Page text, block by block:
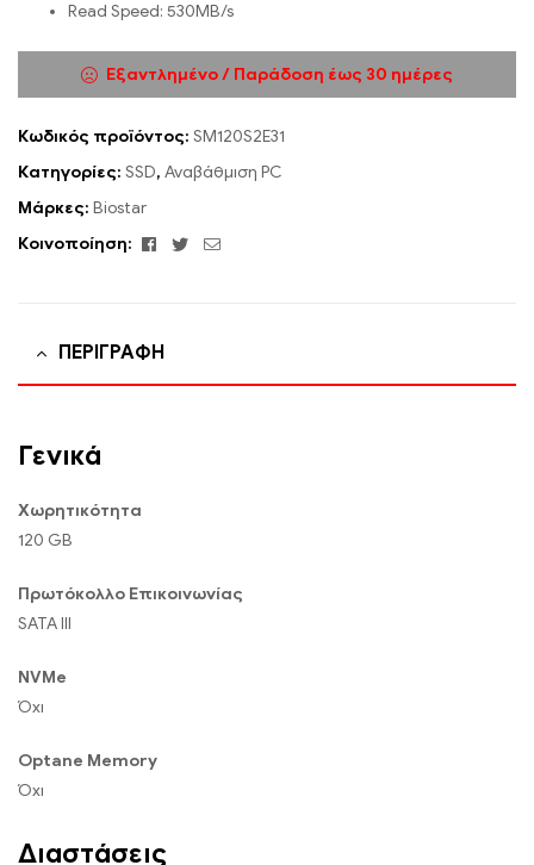
Read Speed: 530MB/s
Εξαντλημένο / Παράδοση έως 30 ημέρες
Κωδικός προϊόντος: SM120S2E31
Κατηγορίες: SSD, Αναβάθμιση PC
Μάρκες: Biostar
Κοινοποίηση:
Facebook
TwitterEmail
ΠΕΡΙΓΡΑΦΉ
Γενικά
Χωρητικότητα
120 GB
Πρωτόκολλο Επικοινωνίας
SATA III
NVMe
Όχι
Optane Memory
Όχι
Διαστάσεις